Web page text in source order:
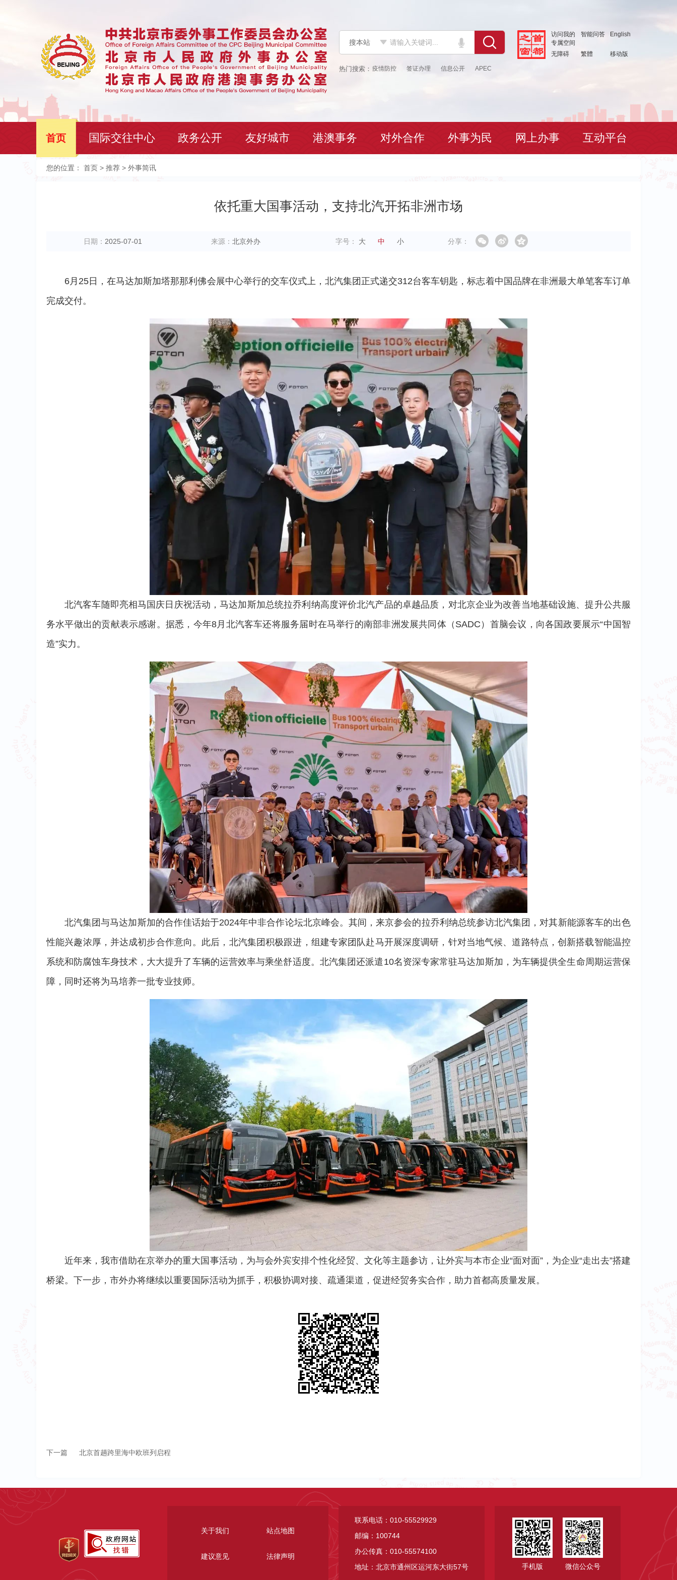
搜本站
疫情防控 签证办理 信息公开 APEC
访问我的
专属空间
智能问答 English
无障碍 繁體 移动版
首页 国际交往中心 政务公开 友好城市 港澳事务 对外合作 外事为民 网上办事 互动平台
您的位置： 首页 > 推荐 > 外事简讯
依托重大国事活动，支持北汽开拓非洲市场
日期： 2025-07-01 来源： 北京外办 字号： 大 中 小 分享：
6月25日，在马达加斯加塔那那利佛会展中心举行的交车仪式上，北汽集团正式递交312台客车钥匙，标志着中国品牌在非洲最大单笔客车订单
完成交付。
北汽客车随即亮相马国庆日庆祝活动，马达加斯加总统拉乔利纳高度评价北汽产品的卓越品质，对北京企业为改善当地基础设施、提升公共服
务水平做出的贡献表示感谢。据悉，今年8月北汽客车还将服务届时在马举行的南部非洲发展共同体（SADC）首脑会议，向各国政要展示“中国智
造”实力。
北汽集团与马达加斯加的合作佳话始于2024年中非合作论坛北京峰会。其间，来京参会的拉乔利纳总统参访北汽集团，对其新能源客车的出色
性能兴趣浓厚，并达成初步合作意向。此后，北汽集团积极跟进，组建专家团队赴马开展深度调研，针对当地气候、道路特点，创新搭载智能温控
系统和防腐蚀车身技术，大大提升了车辆的运营效率与乘坐舒适度。北汽集团还派遣10名资深专家常驻马达加斯加，为车辆提供全生命周期运营保
障，同时还将为马培养一批专业技师。
近年来，我市借助在京举办的重大国事活动，为与会外宾安排个性化经贸、文化等主题参访，让外宾与本市企业“面对面”，为企业“走出去”搭建
桥梁。下一步，市外办将继续以重要国际活动为抓手，积极协调对接、疏通渠道，促进经贸务实合作，助力首都高质量发展。
下一篇 北京首趟跨里海中欧班列启程
关于我们 站点地图
建议意见 法律声明
联系电话：010-55529929
邮编：100744
办公传真：010-55574100
地址：北京市通州区运河东大街57号
手机版 微信公众号